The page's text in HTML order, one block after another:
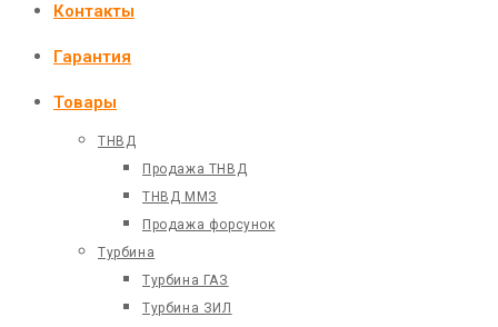
Контакты
Гарантия
Товары
ТНВД
Продажа ТНВД
ТНВД ММЗ
Продажа форсунок
Турбина
Турбина ГАЗ
Турбина ЗИЛ